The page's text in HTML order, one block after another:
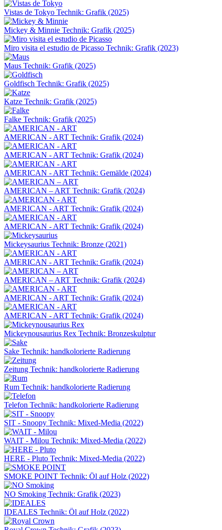
Vistas de Tokyo Technik: Grafik (2025)
Mickey & Minnie Technik: Grafik (2025)
Miro visita el estudio de Picasso Technik: Grafik (2023)
Maus Technik: Grafik (2025)
Goldfisch Technik: Grafik (2025)
Katze Technik: Grafik (2025)
Falke Technik: Grafik (2025)
AMERICAN - ART Technik: Grafik (2024)
AMERICAN - ART Technik: Grafik (2024)
AMERICAN - ART Technik: Gemälde (2024)
AMERICAN – ART Technik: Grafik (2024)
AMERICAN - ART Technik: Grafik (2024)
AMERICAN - ART Technik: Grafik (2024)
Mickeysaurius Technik: Bronze (2021)
AMERICAN - ART Technik: Grafik (2024)
AMERICAN – ART Technik: Grafik (2024)
AMERICAN - ART Technik: Grafik (2024)
AMERICAN - ART Technik: Grafik (2024)
Mickeynousaurius Rex Technik: Bronzeskulptur
Sake Technik: handkolorierte Radierung
Zeitung Technik: handkolorierte Radierung
Rum Technik: handkolorierte Radierung
Telefon Technik: handkolorierte Radierung
SIT - Snoopy Technik: Mixed-Media (2022)
WAIT - Milou Technik: Mixed-Media (2022)
HERE - Pluto Technik: Mixed-Media (2022)
SMOKE POINT Technik: Öl auf Holz (2022)
NO Smoking Technik: Grafik (2023)
IDEALES Technik: Öl auf Holz (2022)